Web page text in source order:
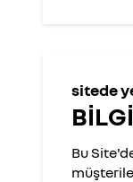
sitede
Bu